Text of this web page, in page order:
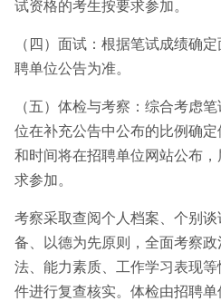
试资格的考生按要求参加。
（四）面试：根据笔试成绩确
聘单位公告为准。
（五）体检与考察：综合考虑
位在补充公告中公布的比例确
和时间将在招聘单位网站公布
求参加。
考察采取查阅个人档案、个别
备、以德为先原则，全面考察
法、能力素质、工作学习表现
件进行复查核实。体检由招聘单